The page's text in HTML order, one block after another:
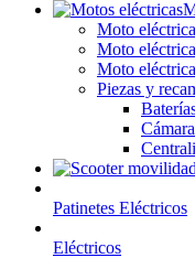
Moto
Moto
Moto
Piezas y
Patinetes Eléctricos
Eléctricos